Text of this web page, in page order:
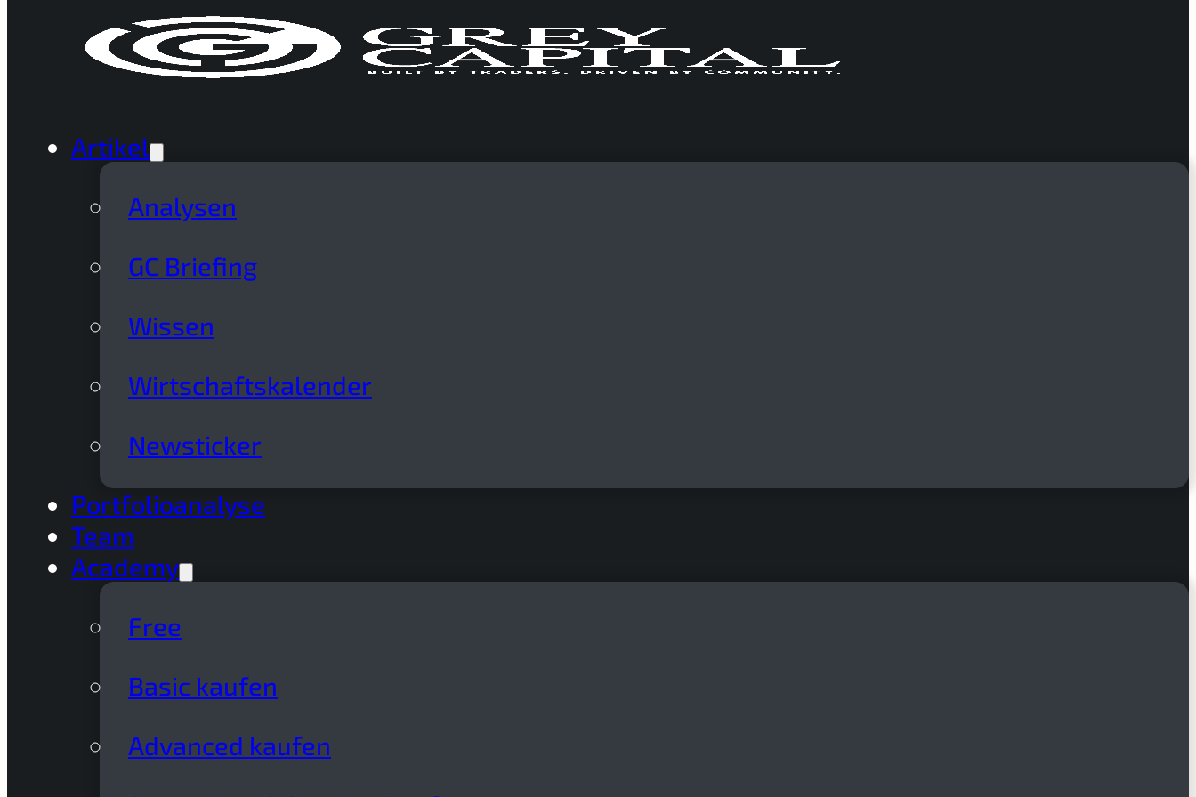
Artikel
Analysen
GC Briefing
Wissen
Wirtschaftskalender
Newsticker
Portfolioanalyse
Team
Academy
Free
Basic kaufen
Advanced kaufen